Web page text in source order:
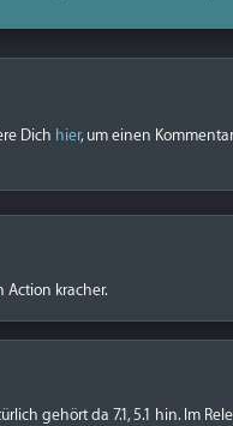
Dich hier, um einen
Action kracher.
gehört da 7.1, 5.1 hin. Im